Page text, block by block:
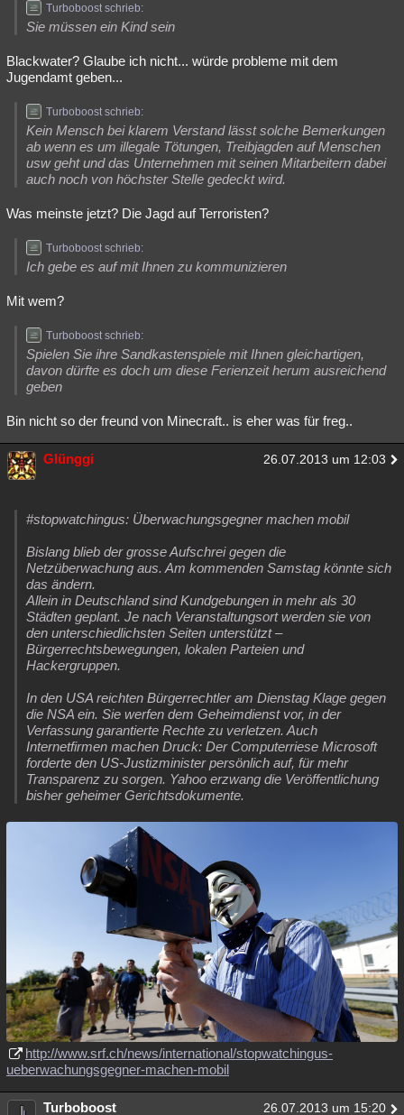
Turboboost schrieb:
Sie müssen ein Kind sein
Blackwater? Glaube ich nicht... würde probleme mit dem
Jugendamt geben...
Turboboost schrieb:
Kein Mensch bei klarem Verstand lässt solche Bemerkungen
ab wenn es um illegale Tötungen, Treibjagden auf Menschen
usw geht und das Unternehmen mit seinen Mitarbeitern dabei
auch noch von höchster Stelle gedeckt wird.
Was meinste jetzt? Die Jagd auf Terroristen?
Turboboost schrieb:
Ich gebe es auf mit Ihnen zu kommunizieren
Mit wem?
Turboboost schrieb:
Spielen Sie ihre Sandkastenspiele mit Ihnen gleichartigen,
davon dürfte es doch um diese Ferienzeit herum ausreichend
geben
Bin nicht so der freund von Minecraft.. is eher was für freg..
Glünggi 26.07.2013 um 12:03
#stopwatchingus: Überwachungsgegner machen mobil
Bislang blieb der grosse Aufschrei gegen die
Netzüberwachung aus. Am kommenden Samstag könnte sich
das ändern.
Allein in Deutschland sind Kundgebungen in mehr als 30
Städten geplant. Je nach Veranstaltungsort werden sie von
den unterschiedlichsten Seiten unterstützt –
Bürgerrechtsbewegungen, lokalen Parteien und
Hackergruppen.
In den USA reichten Bürgerrechtler am Dienstag Klage gegen
die NSA ein. Sie werfen dem Geheimdienst vor, in der
Verfassung garantierte Rechte zu verletzen. Auch
Internetfirmen machen Druck: Der Computerriese Microsoft
forderte den US-Justizminister persönlich auf, für mehr
Transparenz zu sorgen. Yahoo erzwang die Veröffentlichung
bisher geheimer Gerichtsdokumente.
http://www.srf.ch/news/international/stopwatchingus-
ueberwachungsgegner-machen-mobil
Turboboost 26.07.2013 um 15:20